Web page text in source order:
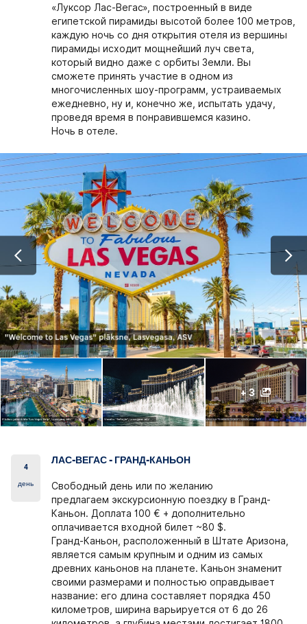
«Луксор Лас-Вегас», построенный в виде
египетской пирамиды высотой более 100 метров,
каждую ночь со дня открытия отеля из вершины
пирамиды исходит мощнейший луч света,
который видно даже с орбиты Земли. Вы
сможете принять участие в одном из
многочисленных шоу-программ, устраиваемых
ежедневно, ну и, конечно же, испытать удачу,
проведя время в понравившемся казино.
Ночь в отеле.
+ 3
4
день
ЛАС-ВЕГАС - ГРАНД-КАНЬОН
Свободный день или по желанию
предлагаем экскурсионную поездку в Гранд-
Каньон. Доплата 100 € + дополнительно
оплачивается входной билет ~80 $.
Гранд-Каньон, расположенный в Штате Аризона,
является самым крупным и одним из самых
древних каньонов на планете. Каньон знаменит
своими размерами и полностью оправдывает
название: его длина составляет порядка 450
километров, ширина варьируется от 6 до 26